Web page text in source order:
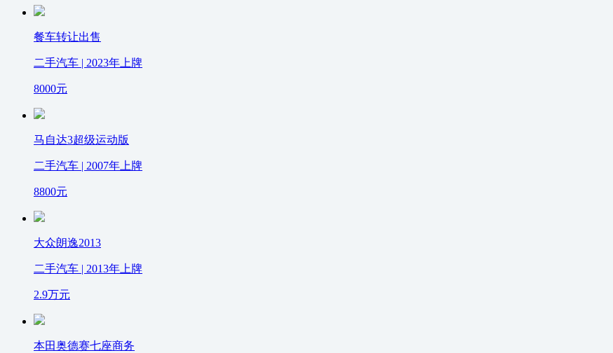
餐车转让出售
二手汽车 | 2023年上牌
8000元
马自达3超级运动版
二手汽车 | 2007年上牌
8800元
大众朗逸2013
二手汽车 | 2013年上牌
2.9万元
本田奥德赛七座商务